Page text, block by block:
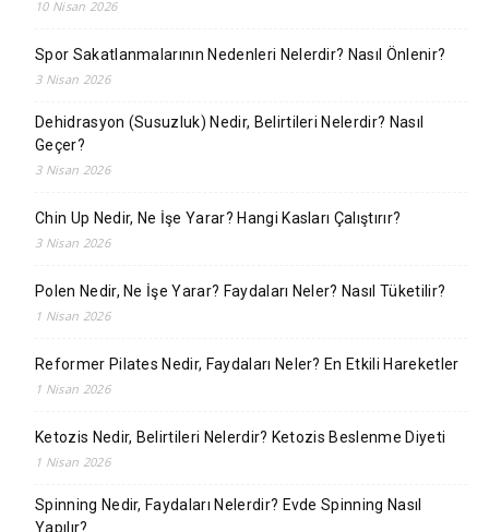
10 Nisan 2026
Spor Sakatlanmalarının Nedenleri Nelerdir? Nasıl Önlenir?
3 Nisan 2026
Dehidrasyon (Susuzluk) Nedir, Belirtileri Nelerdir? Nasıl
Geçer?
3 Nisan 2026
Chin Up Nedir, Ne İşe Yarar? Hangi Kasları Çalıştırır?
3 Nisan 2026
Polen Nedir, Ne İşe Yarar? Faydaları Neler? Nasıl Tüketilir?
1 Nisan 2026
Reformer Pilates Nedir, Faydaları Neler? En Etkili Hareketler
1 Nisan 2026
Ketozis Nedir, Belirtileri Nelerdir? Ketozis Beslenme Diyeti
1 Nisan 2026
Spinning Nedir, Faydaları Nelerdir? Evde Spinning Nasıl
Yapılır?